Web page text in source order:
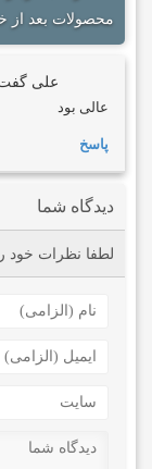
محصولات بعد از
علی
عالی بود
پاسخ
دیدگاه شما
لطفا نظرات خود